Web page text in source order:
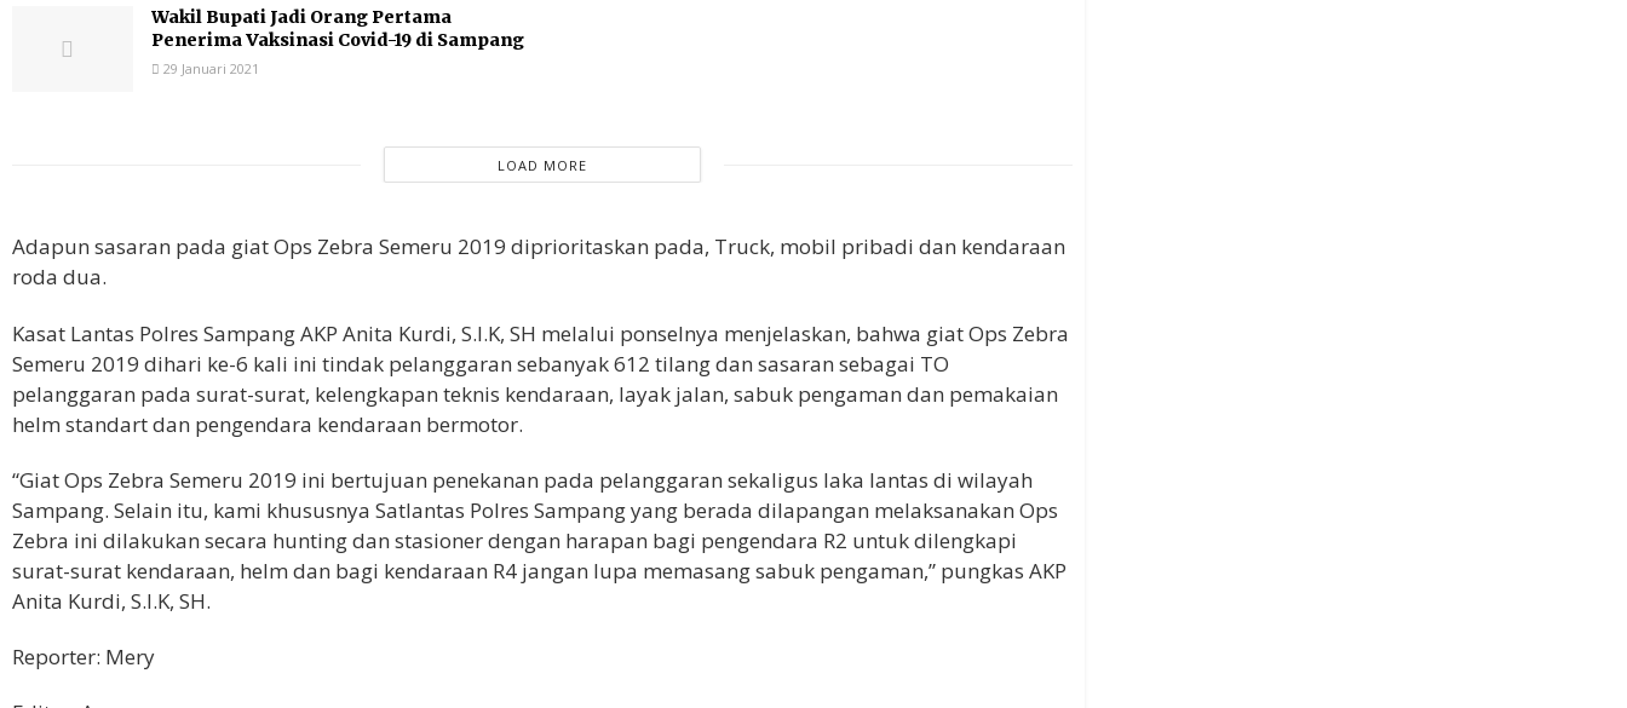
Wakil Bupati Jadi Orang Pertama
Penerima Vaksinasi Covid-19 di Sampang
29 Januari 2021
LOAD MORE
Adapun sasaran pada giat Ops Zebra Semeru 2019 diprioritaskan pada, Truck, mobil pribadi dan kendaraan
roda dua.
Kasat Lantas Polres Sampang AKP Anita Kurdi, S.I.K, SH melalui ponselnya menjelaskan, bahwa giat Ops Zebra
Semeru 2019 dihari ke-6 kali ini tindak pelanggaran sebanyak 612 tilang dan sasaran sebagai TO
pelanggaran pada surat-surat, kelengkapan teknis kendaraan, layak jalan, sabuk pengaman dan pemakaian
helm standart dan pengendara kendaraan bermotor.
“Giat Ops Zebra Semeru 2019 ini bertujuan penekanan pada pelanggaran sekaligus laka lantas di wilayah
Sampang. Selain itu, kami khususnya Satlantas Polres Sampang yang berada dilapangan melaksanakan Ops
Zebra ini dilakukan secara hunting dan stasioner dengan harapan bagi pengendara R2 untuk dilengkapi
surat-surat kendaraan, helm dan bagi kendaraan R4 jangan lupa memasang sabuk pengaman,” pungkas AKP
Anita Kurdi, S.I.K, SH.
Reporter: Mery